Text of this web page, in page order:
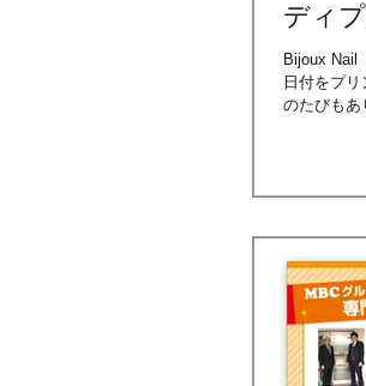
ディ
Bijoux Nail
日付をプ
のたびもあ